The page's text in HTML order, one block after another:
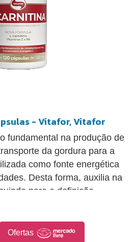
- Vitafor, Vitafor
fundamental na produção de
da gordura para a
como fonte energética
Desta forma, auxilia na
para a definição
aumentar o fluxo
antioxidante.
Ofertas